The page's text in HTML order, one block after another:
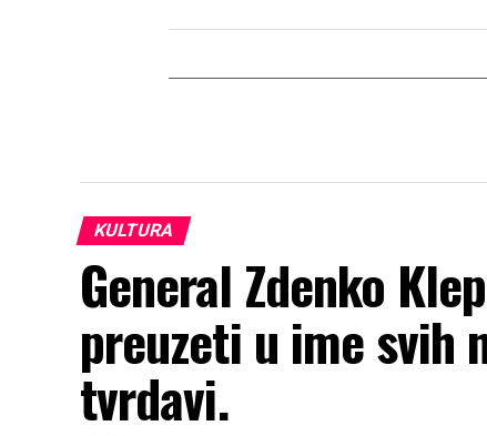
KULTURA
General Zdenko
preuzeti u ime svih
tvrdavi.